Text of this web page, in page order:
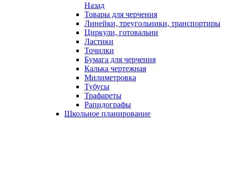
Назад
Товары для черчения
Линейки, треугольники, транспортиры
Циркули, готовальни
Ластики
Точилки
Бумага для черчения
Калька чертежная
Милиметровка
Тубусы
Трафареты
Рапидографы
Школьное планирование